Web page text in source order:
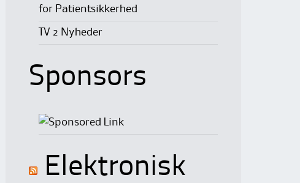
for Patientsikkerhed
TV 2 Nyheder
Sponsors
Elektronisk